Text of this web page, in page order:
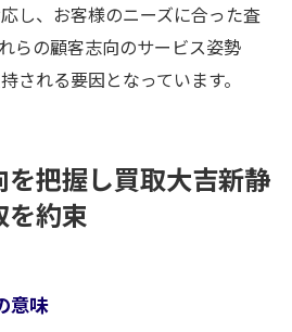
し、お客様のニーズに合った査
らの顧客志向のサービス姿勢
される要因となっています。
把握し買取大吉新静
を約束
意味